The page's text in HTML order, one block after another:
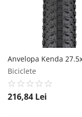
Biciclete
216,84 Lei